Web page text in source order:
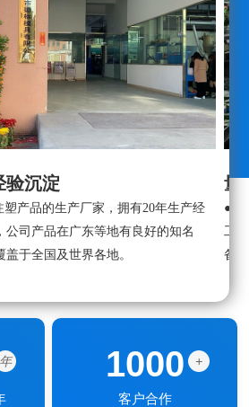
验沉淀
产品的生产厂家，拥有20年生产经
公司产品在广东等地有良好的知名
于全国及世界各地。
量
●
工
备
年 1000 +
客户合作